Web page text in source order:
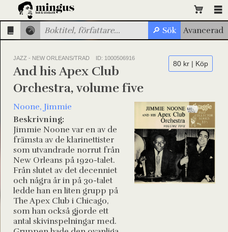
JAZZ - NEW ORLEANS/TRAD ID: 1000506916
80 kr | Köp
And his Apex Club
Orchestra, volume five
Noone, Jimmie
Beskrivning:
Jimmie Noone var en av de
främsta av de klarinettister
som utvandrade norrut från
New Orleans på 1920-talet.
Från slutet av det decenniet
och några år in på 30-talet
ledde han en liten grupp på
The Apex Club i Chicago,
som han också gjorde ett
antal skivinspelningar med.